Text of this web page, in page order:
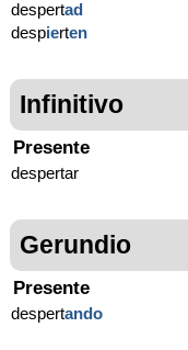
despertad
despierten
Infinitivo
Presente
despertar
Gerundio
Presente
despertando